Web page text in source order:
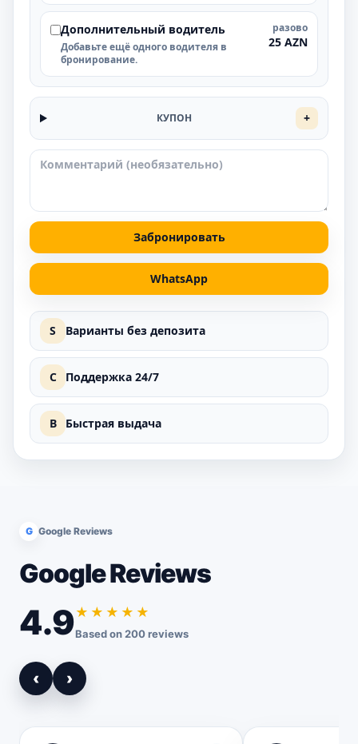
Дополнительный водитель
Добавьте ещё одного водителя в
бронирование.
разово
25 AZN
КУПОН +
Забронировать
WhatsApp
S Варианты без депозита
C Поддержка 24/7
B Быстрая выдача
G Google Reviews
Google Reviews
4.9★★★★★
Based on 200 reviews
‹ ›